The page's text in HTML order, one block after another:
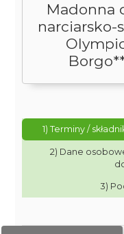
Madonna
narciarsko-
1) Terminy /
2) Dane
3)